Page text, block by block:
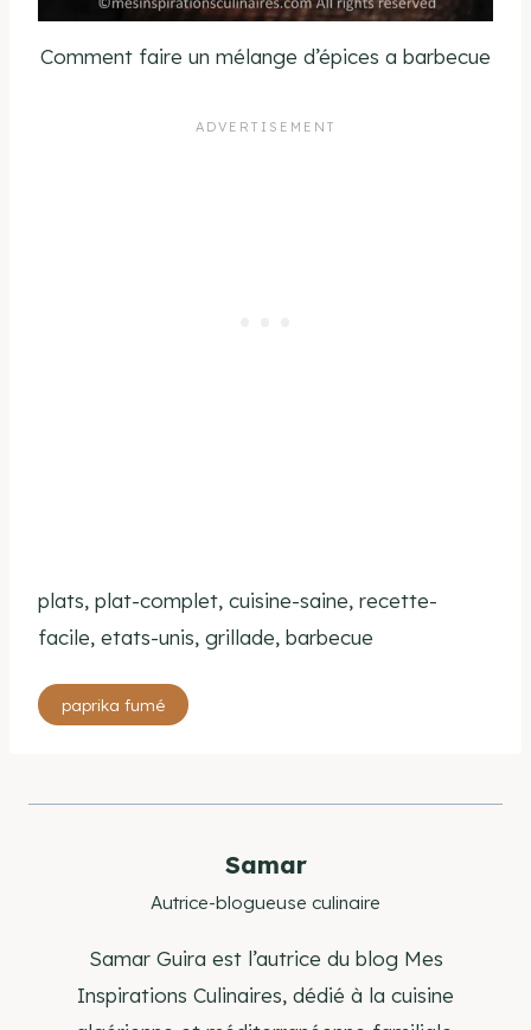
Comment faire un mélange d’épices a barbecue
plats, plat-complet, cuisine-saine, recette-
facile, etats-unis, grillade, barbecue
Étiquettes
de
publication :
paprika fumé
Samar
Autrice-blogueuse culinaire
Samar Guira est l’autrice du blog Mes
Inspirations Culinaires, dédié à la cuisine